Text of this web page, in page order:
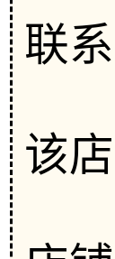
联
该